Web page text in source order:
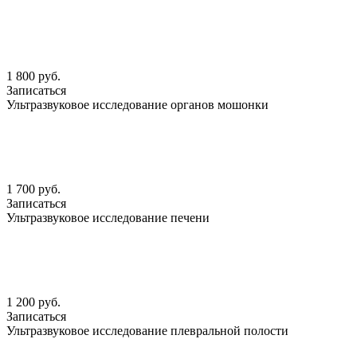
1 800 руб.
Записаться
Ультразвуковое исследование органов мошонки
1 700 руб.
Записаться
Ультразвуковое исследование печени
1 200 руб.
Записаться
Ультразвуковое исследование плевральной полости